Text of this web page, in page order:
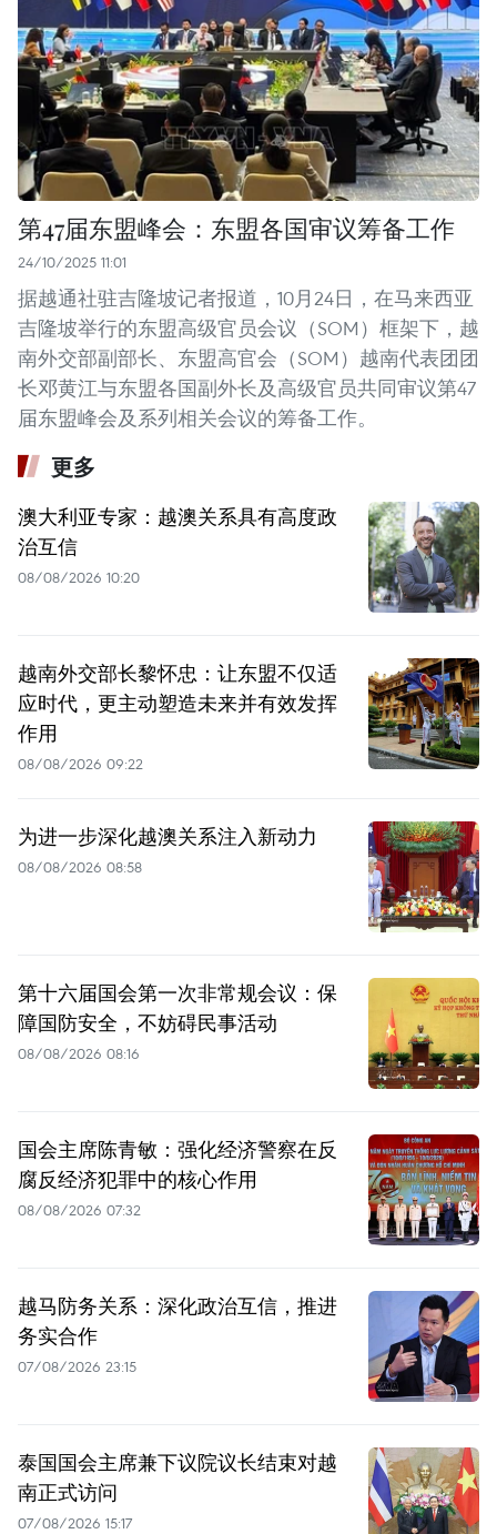
第47届东盟峰会：东盟各国审议筹备工作
24/10/2025 11:01
据越通社驻吉隆坡记者报道，10月24日，在马来西亚
吉隆坡举行的东盟高级官员会议（SOM）框架下，越
南外交部副部长、东盟高官会（SOM）越南代表团团
长邓黄江与东盟各国副外长及高级官员共同审议第47
届东盟峰会及系列相关会议的筹备工作。
更多
澳大利亚专家：越澳关系具有高度政
治互信
08/08/2026 10:20
越南外交部长黎怀忠：让东盟不仅适
应时代，更主动塑造未来并有效发挥
作用
08/08/2026 09:22
为进一步深化越澳关系注入新动力
08/08/2026 08:58
第十六届国会第一次非常规会议：保
障国防安全，不妨碍民事活动
08/08/2026 08:16
国会主席陈青敏：强化经济警察在反
腐反经济犯罪中的核心作用
08/08/2026 07:32
越马防务关系：深化政治互信，推进
务实合作
07/08/2026 23:15
泰国国会主席兼下议院议长结束对越
南正式访问
07/08/2026 15:17